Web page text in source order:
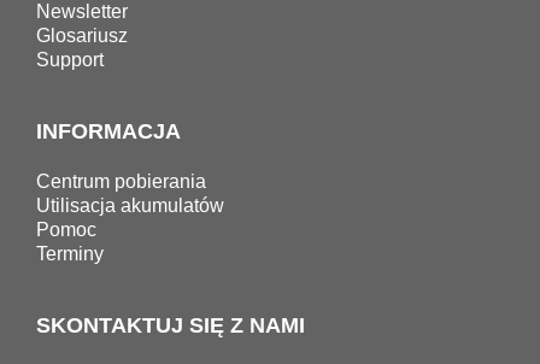
Newsletter
Glosariusz
Support
INFORMACJA
Centrum pobierania
Utilisacja akumulatów
Pomoc
Terminy
SKONTAKTUJ SIĘ Z NAMI